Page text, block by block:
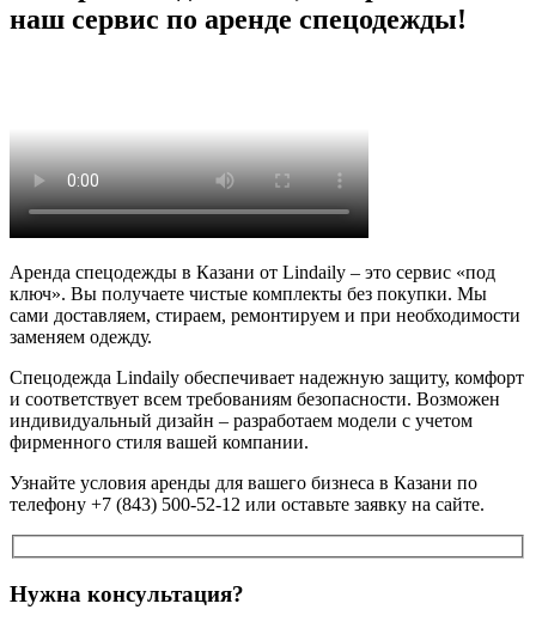
наш сервис по аренде спецодежды!
Аренда спецодежды в Казани от Lindaily – это сервис «под
ключ». Вы получаете чистые комплекты без покупки. Мы
сами доставляем, стираем, ремонтируем и при необходимости
заменяем одежду.
Спецодежда Lindaily обеспечивает надежную защиту, комфорт
и соответствует всем требованиям безопасности. Возможен
индивидуальный дизайн – разработаем модели с учетом
фирменного стиля вашей компании.
Узнайте условия аренды для вашего бизнеса в Казани по
телефону +7 (843) 500-52-12 или оставьте заявку на сайте.
Нужна консультация?